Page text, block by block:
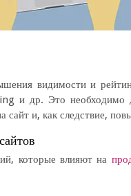
видимости и
и др. Это необходимо
сайт и, как следствие,
которые влияют на